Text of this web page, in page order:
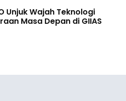
Unjuk Wajah Teknologi
Masa Depan di GIIAS